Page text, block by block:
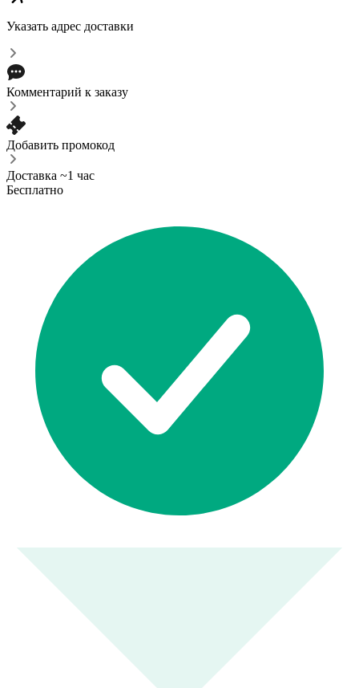
Указать адрес доставки
Комментарий к заказу
Добавить промокод
Доставка ~1 час
Бесплатно